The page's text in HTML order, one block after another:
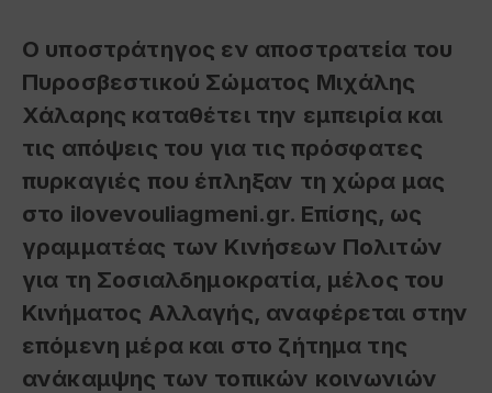
Ο υποστράτηγος εν αποστρατεία του
Πυροσβεστικού Σώματος Μιχάλης
Χάλαρης καταθέτει την εμπειρία και
τις απόψεις του για τις πρόσφατες
πυρκαγιές που έπληξαν τη χώρα μας
στο ilovevouliagmeni.gr. Επίσης, ως
γραμματέας των Κινήσεων Πολιτών
για τη Σοσιαλδημοκρατία, μέλος του
Κινήματος Αλλαγής, αναφέρεται στην
επόμενη μέρα και στο ζήτημα της
ανάκαμψης των τοπικών κοινωνιών